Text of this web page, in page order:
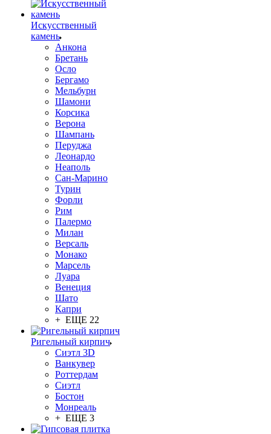
Искусственный
камень
Анкона
Бретань
Осло
Бергамо
Мельбурн
Шамони
Корсика
Верона
Шампань
Перуджа
Леонардо
Неаполь
Сан-Марино
Турин
Форли
Рим
Палермо
Милан
Версаль
Монако
Марсель
Луара
Венеция
Шато
Капри
+ ЕЩЕ 22
Ригельный кирпич
Сиэтл 3D
Ванкувер
Роттердам
Сиэтл
Бостон
Монреаль
+ ЕЩЕ 3